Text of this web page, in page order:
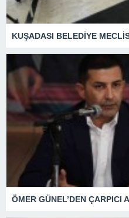
KUŞADASI BELEDİYE
ÖMER GÜNEL’DEN ÇARPICI